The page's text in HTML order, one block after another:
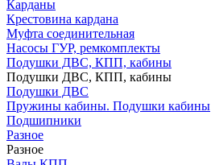
Карданы
Крестовина кардана
Муфта соединительная
Насосы ГУР, ремкомплекты
Подушки ДВС, КПП, кабины
Подушки ДВС, КПП, кабины
Подушки ДВС
Пружины кабины. Подушки кабины
Подшипники
Разное
Разное